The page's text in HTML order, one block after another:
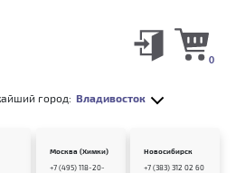
город: Владивосток
0
Москва (Химки)
+7 (495) 118-20-
Новосибирск
+7 (383) 312 02 60